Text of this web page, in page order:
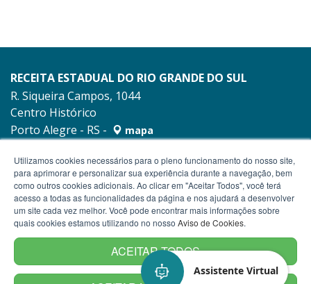
RECEITA ESTADUAL DO RIO GRANDE DO SUL
R. Siqueira Campos, 1044
Centro Histórico
Porto Alegre - RS -
mapa
Assistente Virtual
Utilizamos cookies necessários para o pleno funcionamento do nosso site,
para aprimorar e personalizar sua experiência durante a navegação, bem
como outros cookies adicionais. Ao clicar em "Aceitar Todos", você terá
acesso a todas as funcionalidades da página e nos ajudará a desenvolver
um site cada vez melhor. Você pode encontrar mais informações sobre
quais cookies estamos utilizando no nosso Aviso de Cookies.
ACEITAR TODOS